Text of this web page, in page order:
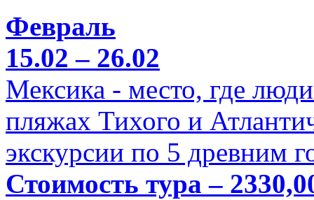
Февраль
15.02 – 26.02
Мексика - место, где
пляжах Тихого и
экскурсии по 5 древним
Стоимость тура –